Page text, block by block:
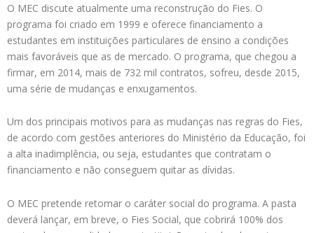
O MEC discute atualmente uma reconstrução do Fies. O
programa foi criado em 1999 e oferece financiamento a
estudantes em instituições particulares de ensino a condições
mais favoráveis que as de mercado. O programa, que chegou a
firmar, em 2014, mais de 732 mil contratos, sofreu, desde 2015,
uma série de mudanças e enxugamentos.
Um dos principais motivos para as mudanças nas regras do Fies,
de acordo com gestões anteriores do Ministério da Educação, foi
a alta inadimplência, ou seja, estudantes que contratam o
financiamento e não conseguem quitar as dívidas.
O MEC pretende retomar o caráter social do programa. A pasta
deverá lançar, em breve, o Fies Social, que cobrirá 100% dos